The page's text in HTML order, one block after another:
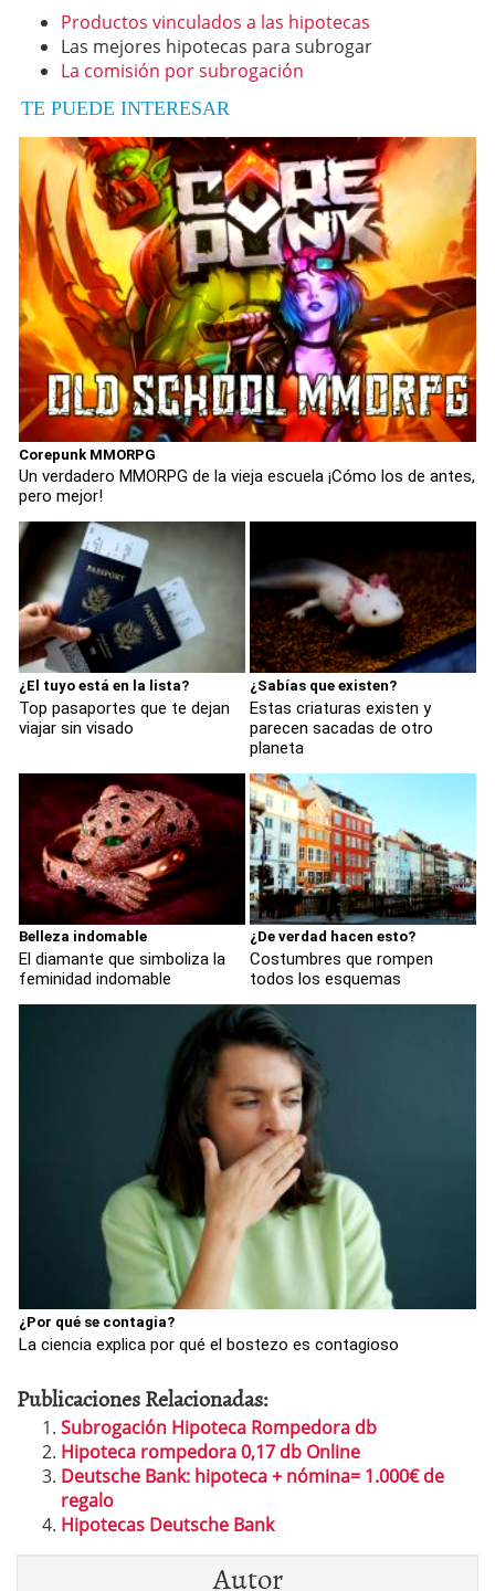
Productos vinculados a las hipotecas
Las mejores hipotecas para subrogar
La comisión por subrogación
TE PUEDE INTERESAR
Corepunk MMORPG
Un verdadero MMORPG de la vieja escuela ¡Cómo los de antes,
pero mejor!
¿El tuyo está en la lista?
Top pasaportes que te dejan
viajar sin visado
¿Sabías que existen?
Estas criaturas existen y
parecen sacadas de otro
planeta
Belleza indomable
El diamante que simboliza la
feminidad indomable
¿De verdad hacen esto?
Costumbres que rompen
todos los esquemas
¿Por qué se contagia?
La ciencia explica por qué el bostezo es contagioso
Publicaciones Relacionadas:
Subrogación Hipoteca Rompedora db
Hipoteca rompedora 0,17 db Online
Deutsche Bank: hipoteca + nómina= 1.000€ de
regalo
Hipotecas Deutsche Bank
Autor